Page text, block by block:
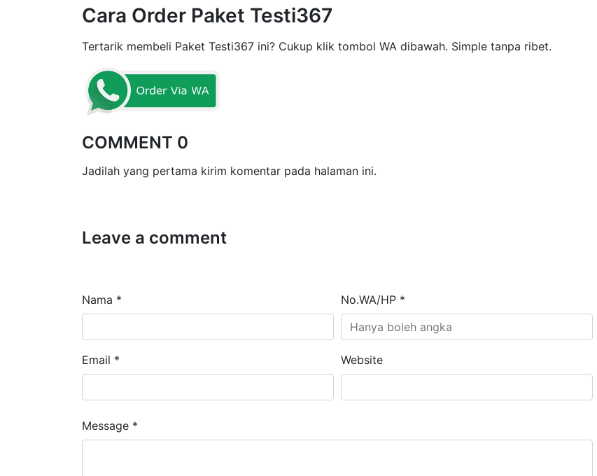
Cara Order Paket Testi367
Tertarik membeli Paket Testi367 ini? Cukup klik tombol WA dibawah. Simple tanpa ribet.
COMMENT 0
Jadilah yang pertama kirim komentar pada halaman ini.
Leave a comment
Nama * No.WA/HP *
Email * Website
Message *